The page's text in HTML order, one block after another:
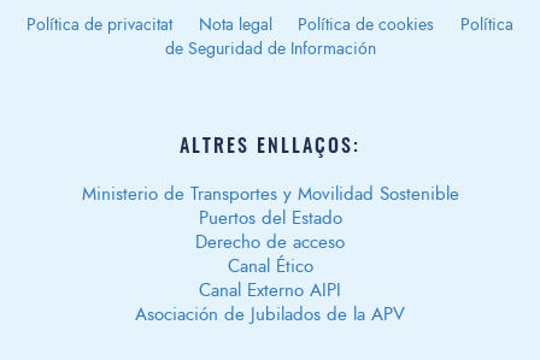
Política de privacitat Nota legal Política de cookies
Política
de Seguridad de Información
ALTRES ENLLAÇOS:
Ministerio de Transportes y Movilidad Sostenible
Puertos del Estado
Derecho de acceso
Canal Ético
Canal Externo AIPI
Asociación de Jubilados de la APV